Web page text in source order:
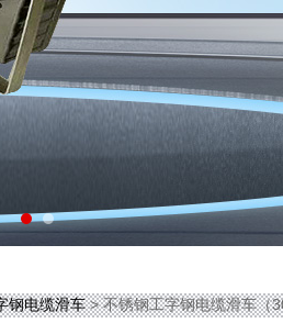
钢电缆滑车> 不锈钢工字钢电缆滑车（